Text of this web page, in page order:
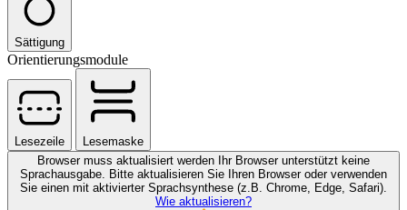
Sättigung
Orientierungsmodule
Lesezeile
Lesemaske
Browser muss aktualisiert werden
Ihr Browser unterstützt keine
Sprachausgabe. Bitte aktualisieren Sie Ihren Browser oder verwenden
Sie einen mit aktivierter Sprachsynthese (z.B. Chrome, Edge, Safari).
Wie aktualisieren?